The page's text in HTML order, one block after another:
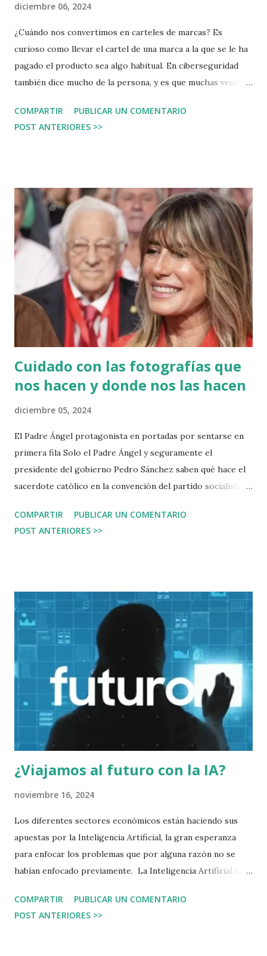
diciembre 06, 2024
¿Cuándo nos convertimos en carteles de marcas? Es
curioso como llevar el cartel de una marca a la que se le ha
pagado el producto sea algo habitual. En ciberseguridad
también dice mucho de la persona, y es que muchas veces
equipo de fútbol, ya sea en una camisa, una gorra, o una
mochila Vestir una marca inglesa cara Vestir productos con
marca de la empresa donde se trabaja Son elementos que
hablan de nuestra identidad, y también de alguna línea de
pensamiento. También es información. Si veo que alguien es
seguidor de un equipo de fútbol, la probabilidad de que
responda ante un ataque en la que use la marca del club es
bastante alta. De ahí, que es un asunto de ciberseguridad.
COMPARTIR
PUBLICAR UN COMENTARIO
POST ANTERIORES >>
Cuidado con las fotografías que
nos hacen y donde nos las hacen
diciembre 05, 2024
El Padre Ángel protagonista en portadas por sentarse en
primera fila Solo el Padre Ángel y seguramente el
presidente del gobierno Pedro Sánchez saben qué hace el
sacerdote católico en la convención del partido socialista.
debido a las acusaciones que hay contra el presidente y
contra su mujer. Por supuesto este es un caso extremo,
que aparentemente no tiene que ver. Situaciones como esta
son comportamientos culturales necesarios de gestionar
en la ciberseguridad. El Padre Ángel seguramente no tiene
nada que ver con las cuentas bancarias de la mujer del
presidente del gobierno, sin embargo en la siguiente
fotografía es protagonista: Además en un sinfin de escenas
y post de los que dejo dos ejemplos: 40€ en 11 cuentas
"Begoña Gómez" pic.twitt...
COMPARTIR
PUBLICAR UN COMENTARIO
POST ANTERIORES >>
¿Viajamos al futuro con la IA?
noviembre 16, 2024
Los diferentes sectores económicos están haciendo sus
apuestas por la Inteligencia Artificial, la gran esperanza
para enfocar los problemas que por alguna razón no se
habían enfocado previamente. La Inteligencia Artificial no
programación, pero sí es cierto que, puede automatizar y
procesar toneladas de datos, lo que permitirá encontrar
COMPARTIR
PUBLICAR UN COMENTARIO
POST ANTERIORES >>